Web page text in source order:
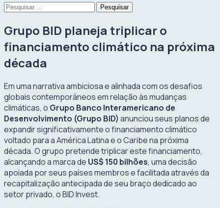
Pesquisar
Grupo BID planeja triplicar o
financiamento climático na próxima
década
Em uma narrativa ambiciosa e alinhada com os desafios
globais contemporâneos em relação às mudanças
climáticas, o Grupo Banco Interamericano de
Desenvolvimento (Grupo BID) anunciou seus planos de
expandir significativamente o financiamento climático
voltado para a América Latina e o Caribe na próxima
década. O grupo pretende triplicar este financiamento,
alcançando a marca de US$ 150 bilhões, uma decisão
apoiada por seus países membros e facilitada através da
recapitalização antecipada de seu braço dedicado ao
setor privado, o BID Invest.